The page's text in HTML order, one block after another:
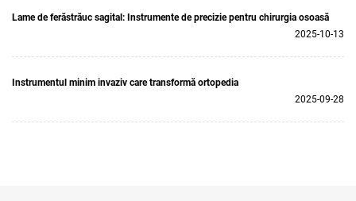
Lame de ferăstrăuc sagital: Instrumente de precizie pentru chirurgia osoasă
2025-10-13
Instrumentul minim invaziv care transformă ortopedia
2025-09-28